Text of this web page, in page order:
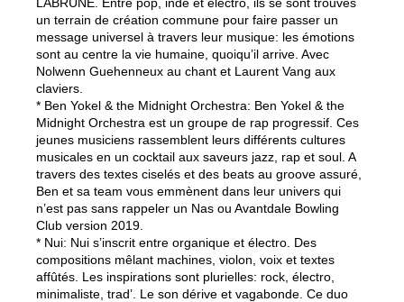
un terrain de création commune pour faire passer un
message universel à travers leur musique: les émotions
sont au centre la vie humaine, quoiqu’il arrive. Avec
Nolwenn Guehenneux au chant et Laurent Vang aux
claviers.
* Ben Yokel & the Midnight Orchestra: Ben Yokel & the
Midnight Orchestra est un groupe de rap progressif. Ces
jeunes musiciens rassemblent leurs différents cultures
musicales en un cocktail aux saveurs jazz, rap et soul. A
travers des textes ciselés et des beats au groove assuré,
Ben et sa team vous emmènent dans leur univers qui
n’est pas sans rappeler un Nas ou Avantdale Bowling
Club version 2019.
* Nui: Nui s’inscrit entre organique et électro. Des
compositions mêlant machines, violon, voix et textes
affûtés. Les inspirations sont plurielles: rock, électro,
minimaliste, trad’. Le son dérive et vagabonde. Ce duo